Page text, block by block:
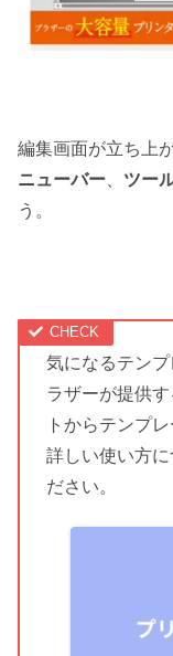
編集画面が立ち上
ニューバー
ツー
う。
気になるテン
ラザーが提供
トからテンプ
詳しい使い方
ださい。